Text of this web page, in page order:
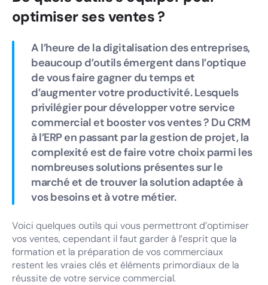
optimiser ses ventes ?
A l’heure de la digitalisation des entreprises,
beaucoup d’outils émergent dans l’optique
de vous faire gagner du temps et
d’augmenter votre productivité. Lesquels
privilégier pour développer votre service
commercial et booster vos ventes ? Du CRM
à l’ERP en passant par la gestion de projet, la
complexité est de faire votre choix parmi les
nombreuses solutions présentes sur le
marché et de trouver la solution adaptée à
vos besoins et à votre métier.
Voici quelques outils qui vous permettront d’optimiser
vos ventes, cependant il faut garder à l’esprit que la
formation et la préparation de vos commerciaux
restent les vraies clés et éléments primordiaux de la
réussite de votre service commercial.